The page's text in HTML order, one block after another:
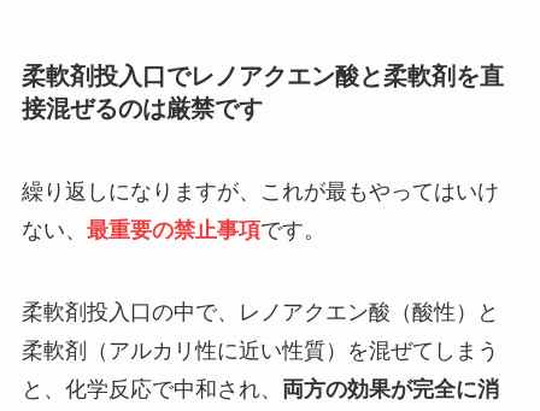
柔軟剤投入口でレノアクエン酸と柔軟剤を直
接混ぜるのは厳禁です
繰り返しになりますが、これが最もやってはいけ
ない、 最重要の禁止事項です。
柔軟剤投入口の中で、レノアクエン酸（酸性）と
柔軟剤（アルカリ性に近い性質）を混ぜてしまう
と、化学反応で中和され、 両方の効果が完全に消